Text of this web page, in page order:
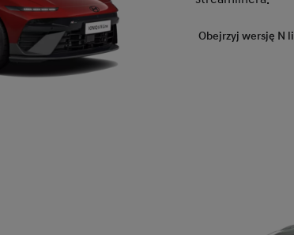
Obejrzyj wersję N